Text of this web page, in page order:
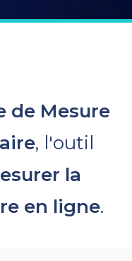
de Mesure
, l'outil
la
en ligne.